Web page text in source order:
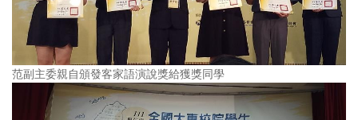
范副主委親自頒發客家語演說獎給獲獎同學